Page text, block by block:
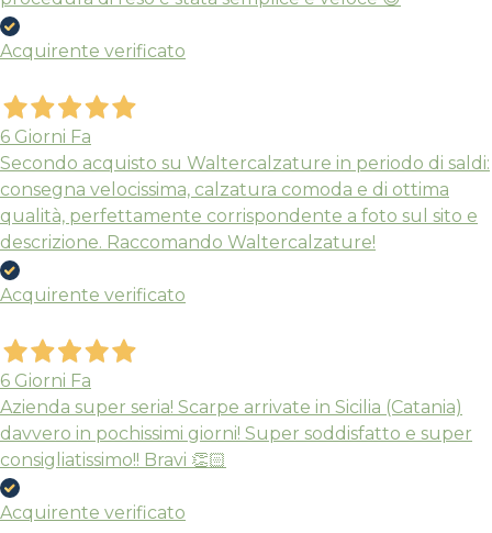
Acquirente verificato
6 Giorni Fa
Secondo acquisto su Waltercalzature in periodo di saldi:
consegna velocissima, calzatura comoda e di ottima
qualità, perfettamente corrispondente a foto sul sito e
descrizione. Raccomando Waltercalzature!
Acquirente verificato
6 Giorni Fa
Azienda super seria! Scarpe arrivate in Sicilia (Catania)
davvero in pochissimi giorni! Super soddisfatto e super
consigliatissimo!! Bravi 👏🏻
Acquirente verificato